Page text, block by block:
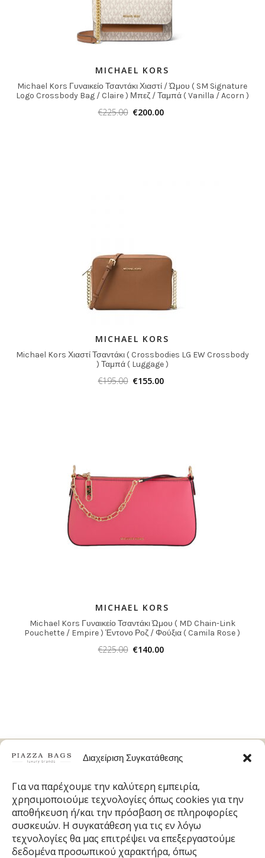
Διαχείριση Συγκατάθεσης
Για να παρέχουμε την καλύτερη εμπειρία,
χρησιμοποιούμε τεχνολογίες όπως cookies για την
αποθήκευση ή/και την πρόσβαση σε πληροφορίες
συσκευών. Η συγκατάθεση για τις εν λόγω
τεχνολογίες θα μας επιτρέψει να επεξεργαστούμε
δεδομένα προσωπικού χαρακτήρα, όπως
MICHAEL KORS
Michael Kors Γυναικείο Τσαντάκι Χιαστί / Ώμου ( SM Signature
Logo Crossbody Bag / Claire ) Μπεζ / Ταμπά ( Vanilla / Acorn )
€225.00 €200.00
MICHAEL KORS
Michael Kors Χιαστί Τσαντάκι ( Crossbodies LG EW Crossbody
) Ταμπά ( Luggage )
€195.00 €155.00
MICHAEL KORS
Michael Kors Γυναικείο Τσαντάκι Ώμου ( MD Chain-Link
Pouchette / Empire ) Έντονο Ροζ / Φούξια ( Camila Rose )
€225.00 €140.00
Δωρεάν Μεταφορικά
Άμεση Αποστολή
ΠΑΡΑΛΑΒΗ ΤΗΝ ΕΠΟΜΕΝΗ ΜΕΡΑ
100% Ασφαλείς Συναλλαγές